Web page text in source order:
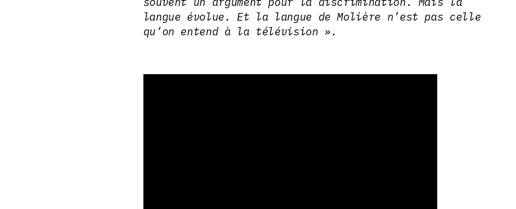
langue évolue. Et la langue de Molière n’est pas celle
qu’on entend à la télévision ».